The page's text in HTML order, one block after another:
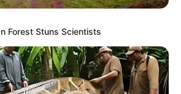
My Daughter is a Zombie
Forest Stuns Scientists